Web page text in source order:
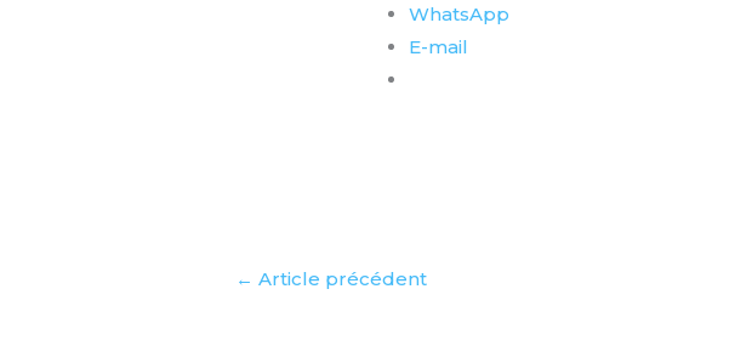
WhatsApp
E-mail
← Article précédent